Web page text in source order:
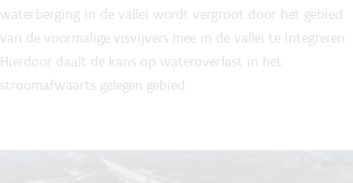
waterberging in de vallei wordt vergroot door het gebied
van de voormalige visvijvers mee in de vallei te integreren.
Hierdoor daalt de kans op wateroverlast in het
stroomafwaarts gelegen gebied.